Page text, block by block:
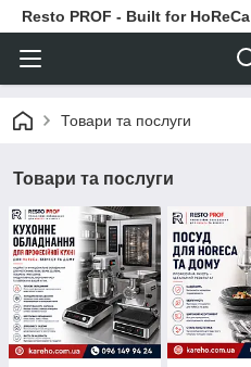
Resto PROF - Built for HoReCa
Товари та послуги
Товари та послуги